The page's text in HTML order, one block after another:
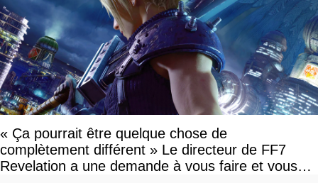
« Ça pourrait être quelque chose de
complètement différent » Le directeur de FF7
Revelation a une demande à vous faire et vous